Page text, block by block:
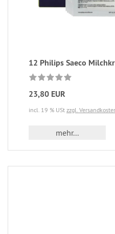
12 Philips Saeco
23,80 EUR
incl. 19 % USt zzgl.
mehr...